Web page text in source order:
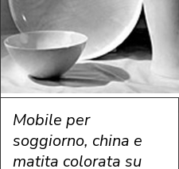
Mobile per
soggiorno, china e
matita colorata su